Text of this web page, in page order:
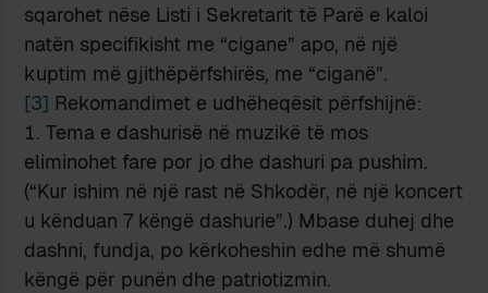
sqarohet nëse Listi i Sekretarit të Parë e kaloi
natën specifikisht me “cigane” apo, në një
kuptim më gjithëpërfshirës, me “ciganë”.
[3] Rekomandimet e udhëheqësit përfshijnë:
Tema e dashurisë në muzikë të mos
eliminohet fare por jo dhe dashuri pa pushim.
(“Kur ishim në një rast në Shkodër, në një koncert
u kënduan 7 këngë dashurie”.) Mbase duhej dhe
dashni, fundja, po kërkoheshin edhe më shumë
këngë për punën dhe patriotizmin.